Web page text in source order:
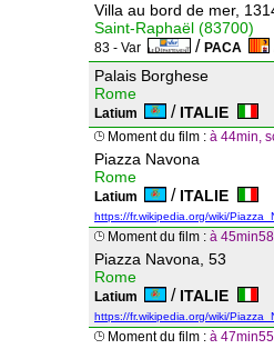
Villa au bord de mer,
Saint-Raphaël (83700)
83 - Var / PACA
Palais Borghese
Rome
Latium / ITALIE
Moment du film : à 44min,
Piazza Navona
Rome
Latium / ITALIE
https://fr.wikipedia.org/wiki/
Moment du film : à
Piazza Navona, 53
Rome
Latium / ITALIE
https://fr.wikipedia.org/wiki/
Moment du film : à